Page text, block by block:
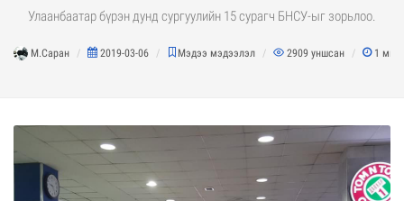
Улаанбаатар бүрэн дунд сургуулийн 15 сурагч БНСУ-ыг зорьлоо.
М.Саран 2019-03-06 Мэдээ мэдээлэл 2909 уншсан 1